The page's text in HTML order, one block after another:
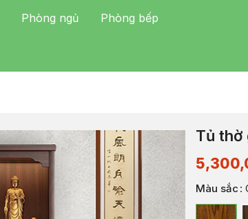
Phòng ngủ Phòng bếp
Tủ thờ
Màu sắc :